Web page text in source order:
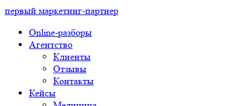
первый маркетинг-партнер
Online-разборы
Агентство
Клиенты
Отзывы
Контакты
Кейсы